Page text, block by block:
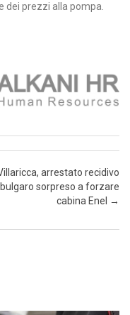
dei prezzi alla pompa.
arrestato recidivo
bulgaro sorpreso a forzare
cabina Enel →